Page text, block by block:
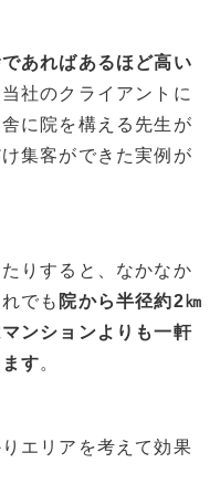
あればあるほど高い
社のクライアントに
に院を構える先生が
集客ができた実例が
りすると、なかなか
でも 院から半径約2㎞
ンションよりも一軒
す。
エリアを考えて効果